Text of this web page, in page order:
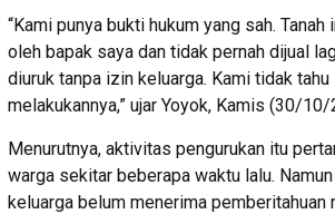
“Kami punya bukti hukum yang sah.
oleh bapak saya dan tidak pernah dijual
diuruk tanpa izin keluarga. Kami tidak
melakukannya,” ujar Yoyok, Kamis (30/10/
Menurutnya, aktivitas pengurukan itu
warga sekitar beberapa waktu lalu.
keluarga belum menerima pemberitahuan